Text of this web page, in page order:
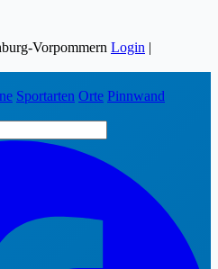
Vorpommern Login |
Sportarten Orte Pinnwand